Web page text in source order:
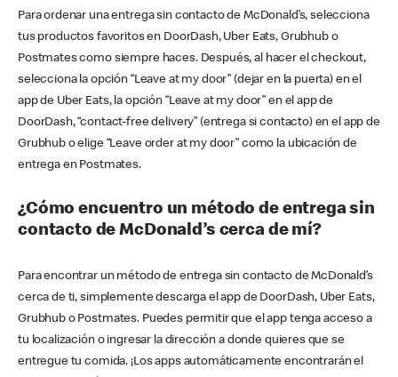
Para ordenar una entrega sin contacto de McDonald’s, selecciona
tus productos favoritos en DoorDash, Uber Eats, Grubhub o
Postmates como siempre haces. Después, al hacer el checkout,
selecciona la opción “Leave at my door” (dejar en la puerta) en el
app de Uber Eats, la opción “Leave at my door” en el app de
DoorDash, “contact-free delivery” (entrega si contacto) en el app de
Grubhub o elige “Leave order at my door” como la ubicación de
entrega en Postmates.
¿Cómo encuentro un método de entrega sin
contacto de McDonald’s cerca de mí?
Para encontrar un método de entrega sin contacto de McDonald’s
cerca de ti, simplemente descarga el app de DoorDash, Uber Eats,
Grubhub o Postmates. Puedes permitir que el app tenga acceso a
tu localización o ingresar la dirección a donde quieres que se
entregue tu comida. ¡Los apps automáticamente encontrarán el